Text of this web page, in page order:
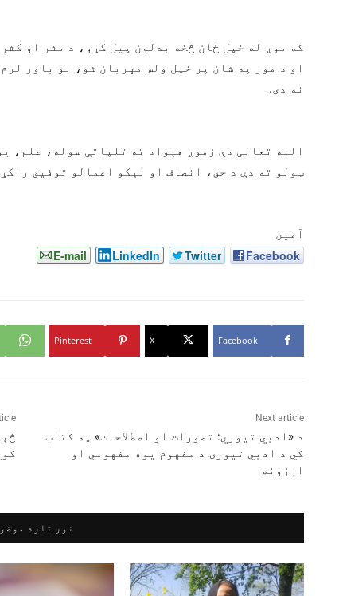
که موږ له خپل ځان څخه بدلون پیل کړو، د مشر او
او د مور په شان پر خپل ولس مهربان شو، نو باور
نه دی.
الله تعالی دې زموږ هېواد ته تلپاتې سوله، علم،
ټولو ته دې د حق، انصاف او نېکو اعمالو توفیق
آمین
Facebook
Twitter
LinkedIn
E-mail
Facebook
X
Pinterest
Next article
د «ادبي تيوري: تصورات او اصطلاحات» په کتاب
کي د ادبي تيورۍ د مفهوم يوه مفهومي او
ارزونه
نور تازه